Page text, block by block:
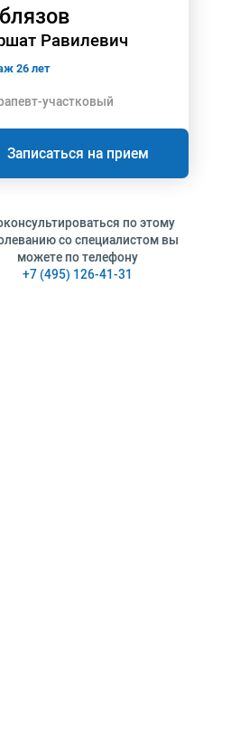
Равилевич
26 лет
участковый
Записаться на прием
по этому
со специалистом вы
можете по телефону
+7 (495) 126-41-31